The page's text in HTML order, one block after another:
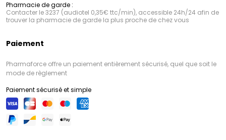
Pharmacie de garde :
Contacter le 3237 (audiotel 0,35€ ttc/min), accessible 24h/24 afin de
trouver la pharmacie de garde la plus proche de chez vous
Paiement
Pharmaforce offre un paiement entièrement sécurisé, quel que soit le
mode de règlement
Paiement sécurisé et simple